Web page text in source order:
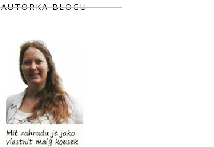
AUTORKA BLOGU